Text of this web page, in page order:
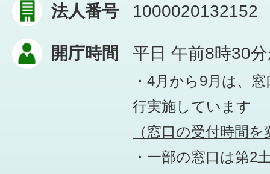
法人番号 1000020132152
開庁時間 平日 午前8時30
・4月から9月は、
行実施しています
（窓口の受付時間
・一部の窓口は第2